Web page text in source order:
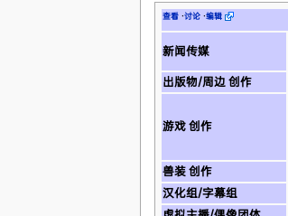
查看·讨论·编辑
新闻传媒
出版物/周边 创作
游戏 创作
兽装 创作
汉化组/字幕组